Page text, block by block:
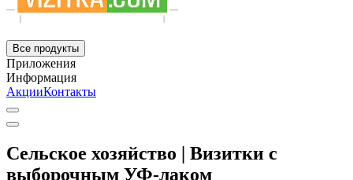
Все продукты
Приложения
Информация
АкцииКонтакты
Сельское хозяйство | Визитки с
выборочным УФ-лаком